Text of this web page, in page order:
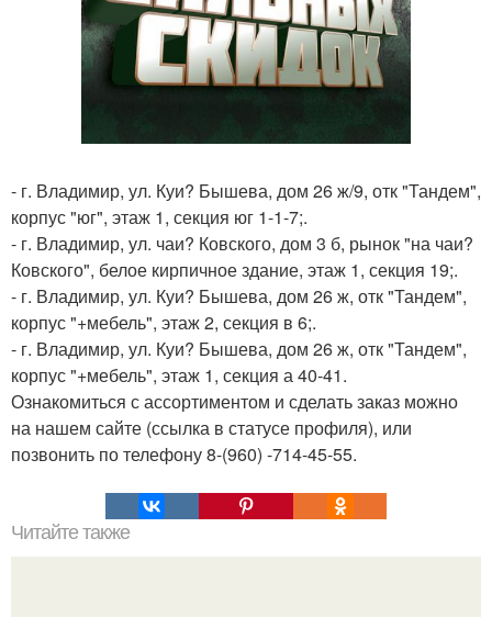
- г. Владимир, ул. Куи? Бышева, дом 26 ж/9, отк "Тандем",
корпус "юг", этаж 1, секция юг 1-1-7;.
- г. Владимир, ул. чаи? Ковского, дом 3 б, рынок "на чаи?
Ковского", белое кирпичное здание, этаж 1, секция 19;.
- г. Владимир, ул. Куи? Бышева, дом 26 ж, отк "Тандем",
корпус "+мебель", этаж 2, секция в 6;.
- г. Владимир, ул. Куи? Бышева, дом 26 ж, отк "Тандем",
корпус "+мебель", этаж 1, секция а 40-41.
Ознакомиться с ассортиментом и сделать заказ можно
на нашем сайте (ссылка в статусе профиля), или
позвонить по телефону 8-(960) -714-45-55.
Читайте также